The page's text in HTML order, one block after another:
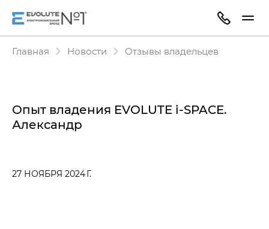
Главная Новости Отзывы владельцев
Опыт владения EVOLUTE i‑SPACE.
Александр
27 НОЯБРЯ 2024 Г.